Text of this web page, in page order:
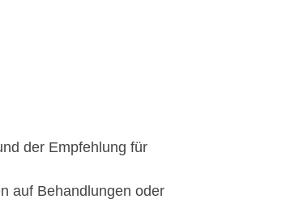
der Empfehlung für
auf Behandlungen oder